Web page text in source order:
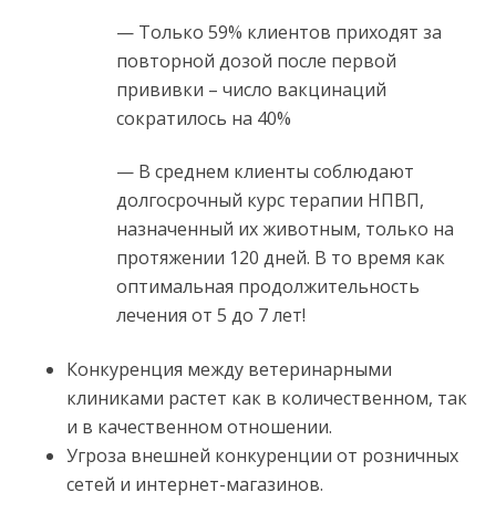
— Только 59% клиентов приходят за
повторной дозой после первой
прививки – число вакцинаций
сократилось на 40%
— В среднем клиенты соблюдают
долгосрочный курс терапии НПВП,
назначенный их животным, только на
протяжении 120 дней. В то время как
оптимальная продолжительность
лечения от 5 до 7 лет!
Конкуренция между ветеринарными
клиниками растет как в количественном, так
и в качественном отношении.
Угроза внешней конкуренции от розничных
сетей и интернет-магазинов.